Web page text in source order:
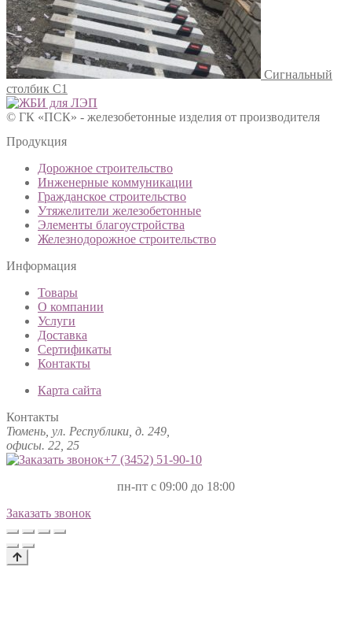
Сигнальный
столбик С1
© ГК «ПСК» - железобетонные изделия от производителя
Продукция
Дорожное строительство
Инженерные коммуникации
Гражданское строительство
Утяжелители железобетонные
Элементы благоустройства
Железнодорожное строительство
Информация
Товары
О компании
Услуги
Доставка
Сертификаты
Контакты
Карта сайта
Контакты
Тюмень, ул. Республики, д. 249,
офисы. 22, 25
+7 (3452) 51-90-10
пн-пт с 09:00 до 18:00
Заказать звонок